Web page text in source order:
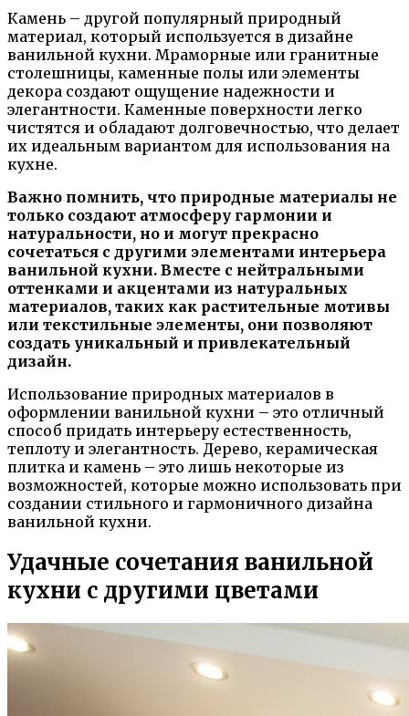
Камень – другой популярный природный
материал, который используется в дизайне
ванильной кухни. Мраморные или гранитные
столешницы, каменные полы или элементы
декора создают ощущение надежности и
элегантности. Каменные поверхности легко
чистятся и обладают долговечностью, что делает
их идеальным вариантом для использования на
кухне.
Важно помнить, что природные материалы не
только создают атмосферу гармонии и
натуральности, но и могут прекрасно
сочетаться с другими элементами интерьера
ванильной кухни. Вместе с нейтральными
оттенками и акцентами из натуральных
материалов, таких как растительные мотивы
или текстильные элементы, они позволяют
создать уникальный и привлекательный
дизайн.
Использование природных материалов в
оформлении ванильной кухни – это отличный
способ придать интерьеру естественность,
теплоту и элегантность. Дерево, керамическая
плитка и камень – это лишь некоторые из
возможностей, которые можно использовать при
создании стильного и гармоничного дизайна
ванильной кухни.
Удачные сочетания ванильной
кухни с другими цветами